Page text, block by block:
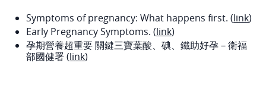
Symptoms of pregnancy: What happens first. (link)
Early Pregnancy Symptoms. (link)
孕期營養超重要 關鍵三寶葉酸、碘、鐵助好孕－衛福
部國健署 (link)